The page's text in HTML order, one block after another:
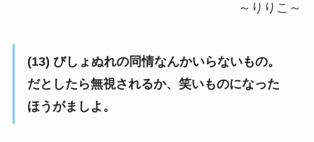
～りりこ～
(13) びしょぬれの同情なんかいらないもの。
だとしたら無視されるか、笑いものになった
ほうがましよ。